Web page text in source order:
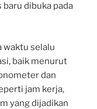
baru dibuka pada
waktu selalu
baik menurut
dan
jam kerja,
yang dijadikan